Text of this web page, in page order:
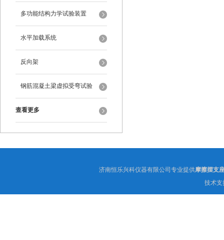
多功能结构力学试验装置
水平加载系统
反向架
钢筋混凝土梁虚拟受弯试验
查看更多
济南恒乐兴科仪器有限公司专业提供摩擦摆支
技术支